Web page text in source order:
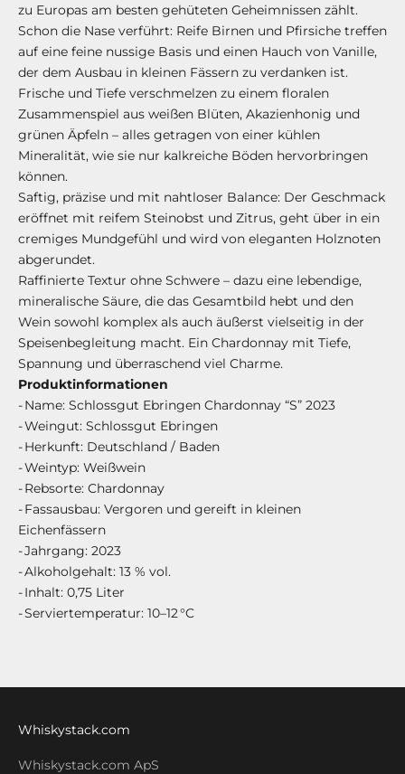
zu Europas am besten gehüteten Geheimnissen zählt.
Schon die Nase verführt: Reife Birnen und Pfirsiche treffen
auf eine feine nussige Basis und einen Hauch von Vanille,
der dem Ausbau in kleinen Fässern zu verdanken ist.
Frische und Tiefe verschmelzen zu einem floralen
Zusammenspiel aus weißen Blüten, Akazienhonig und
grünen Äpfeln – alles getragen von einer kühlen
Mineralität, wie sie nur kalkreiche Böden hervorbringen
können.
Saftig, präzise und mit nahtloser Balance: Der Geschmack
eröffnet mit reifem Steinobst und Zitrus, geht über in ein
cremiges Mundgefühl und wird von eleganten Holznoten
abgerundet.
Raffinierte Textur ohne Schwere – dazu eine lebendige,
mineralische Säure, die das Gesamtbild hebt und den
Wein sowohl komplex als auch äußerst vielseitig in der
Speisenbegleitung macht. Ein Chardonnay mit Tiefe,
Spannung und überraschend viel Charme.
Produktinformationen
- Name: Schlossgut Ebringen Chardonnay “S” 2023
- Weingut: Schlossgut Ebringen
- Herkunft: Deutschland / Baden
- Weintyp: Weißwein
- Rebsorte: Chardonnay
- Fassausbau: Vergoren und gereift in kleinen
Eichenfässern
- Jahrgang: 2023
- Alkoholgehalt: 13 % vol.
- Inhalt: 0,75 Liter
- Serviertemperatur: 10–12 °C
Whiskystack.com
Whiskystack.com ApS